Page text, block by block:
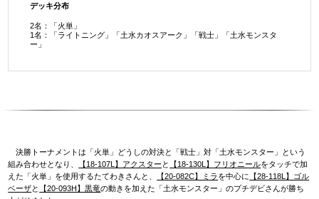
デッキ分布
2名：「火単」
1名：「ライトニング」「土水カオスアーク」「戦士」「土水モンスタ
ー」
決勝トーナメントは「火単」どうしの対決と「戦士」対「土水モンスター」という
組み合わせとなり、
【18-107L】アクスター と 【18-130L】フリオニールをタッチで加
えた「火単」を使用するたてわきさんと、
【20-082C】ミラ を中心に
【28-118L】ゴル
ベーザと 【20-093H】黒竜の動きを加えた「土水モンスター」のプチデビさんが勝ち